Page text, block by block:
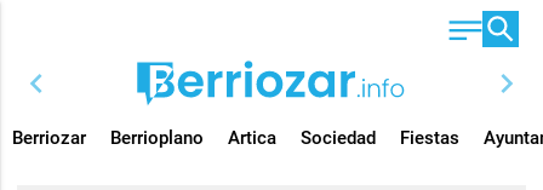
chevron_left chevron_right
Berriozar Berrioplano Artica Sociedad Fiestas